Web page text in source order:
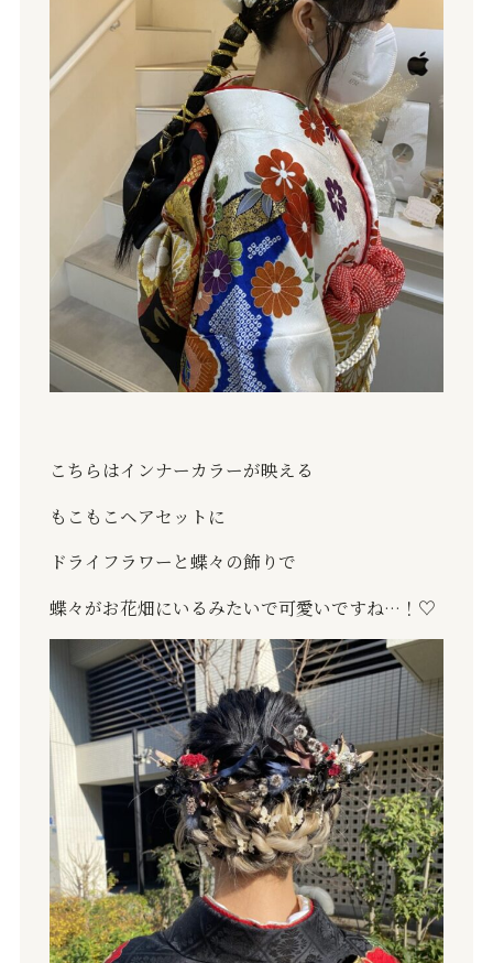
こちらはインナーカラーが映える
もこもこヘアセットに
ドライフラワーと蝶々の飾りで
蝶々がお花畑にいるみたいで可愛いですね…！♡